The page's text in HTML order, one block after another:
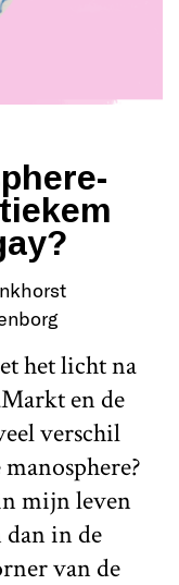
het licht na
en de
verschil
mijn leven
in de
van de